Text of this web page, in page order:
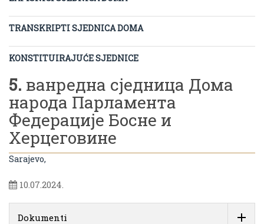
TRANSKRIPTI SJEDNICA DOMA
KONSTITUIRAJUĆE SJEDNICE
5. ванредна сједница Дома
народа Парламента
Федерације Босне и
Херцеговине
Sarajevo,
10.07.2024.
Dokumenti